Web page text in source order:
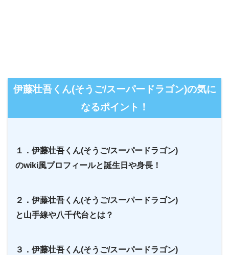
伊藤壮吾くん(そうご/スーパードラゴン)の気に
なるポイント！
１．伊藤壮吾くん(そうご/スーパードラゴン)
のwiki風プロフィールと誕生日や身長！
２．伊藤壮吾くん(そうご/スーパードラゴン)
と山手線や八千代台とは？
３．伊藤壮吾くん(そうご/スーパードラゴン)